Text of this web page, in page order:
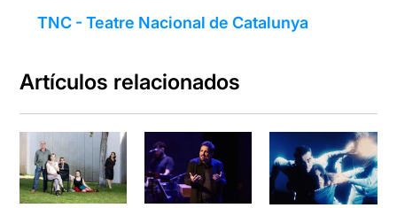
TNC - Teatre Nacional de Catalunya
Artículos relacionados